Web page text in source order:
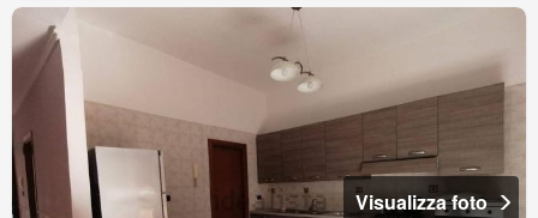
Visualizza foto